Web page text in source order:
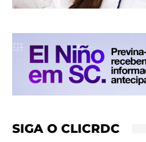
SIGA O CLICRDC